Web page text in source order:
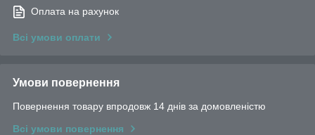
Оплата на рахунок
Всі умови оплати
Умови повернення
Повернення товару впродовж 14 днів за домовленістю
Всі умови повернення